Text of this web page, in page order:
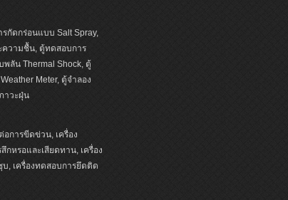
กัดกร่อนแบบ Salt Spray,
วามชื้น, ตู้ทดสอบการ
ลัน Thermal Shock, ตู้
Meter, ตู้จำลอง
าวะฝุ่น
อการขีดข่วน, เครื่อง
หรอและเสียดทาน, เครื่อง
, เครื่องทดสอบการยึดติด